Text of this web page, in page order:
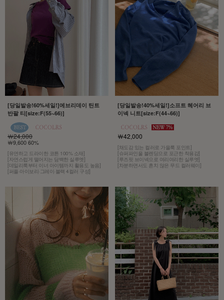
[당일발송!60%세일!]에브리데이 틴트
반팔 티[size:F(55~66)]
￦24,000
￦9,600 60%
[유연하고 드라이한 코튼 100% 소재]
[자연스럽게 떨어지는 담백한 실루엣]
[데일리룩부터 이너 아이템까지 활용도 높음]
[퍼플·아이보리·그레이·블랙 4컬러 구성]
[당일발송!40%세일!]소프트 헤어리 브
이넥 니트[size:F(44~66)]
￦42,000
[채도감 있는 컬러로 가을룩 포인트]
[슈퍼파인울 블렌딩으로 포근한 착용감]
[루즈핏 브이넥으로 여리여리한 실루엣]
[차분하면서도 흔치 않은 무드 컬러웨이]